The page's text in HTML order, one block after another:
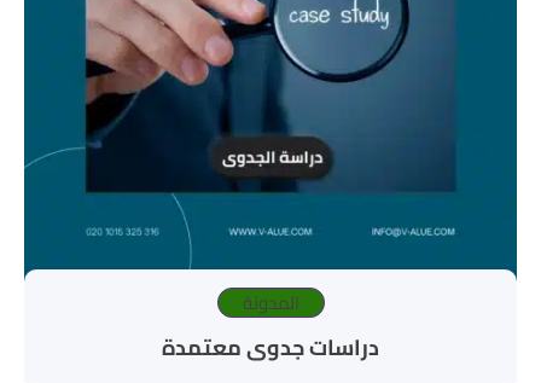
المدونة
دراسات جدوى معتمدة